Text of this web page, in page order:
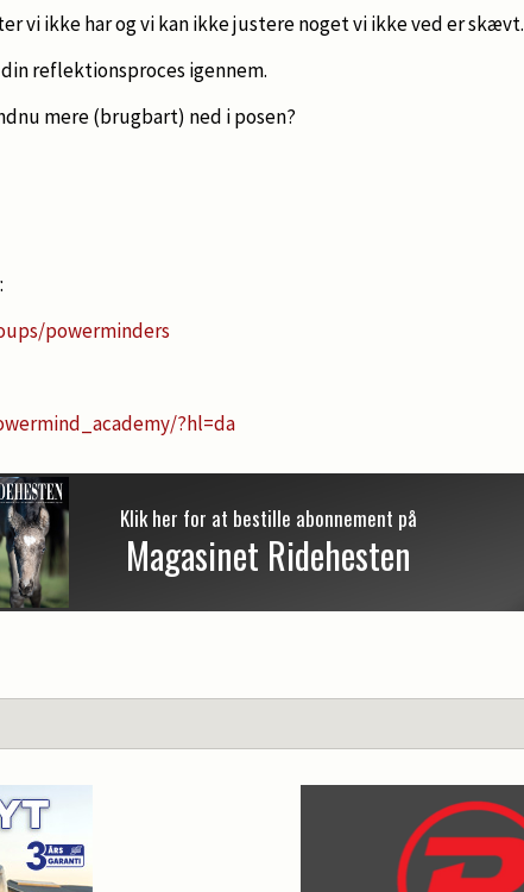
vi ikke har og vi kan ikke justere noget vi ikke ved er skævt.
reflektionsproces igennem.
mere (brugbart) ned i posen?
powerminders
?hl=da
Klik her for at bestille abonnement på
Magasinet Ridehesten